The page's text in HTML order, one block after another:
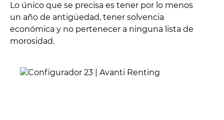
Lo único que se precisa es tener por lo menos
un año de antigüedad, tener solvencia
económica y no pertenecer a ninguna lista de
morosidad.